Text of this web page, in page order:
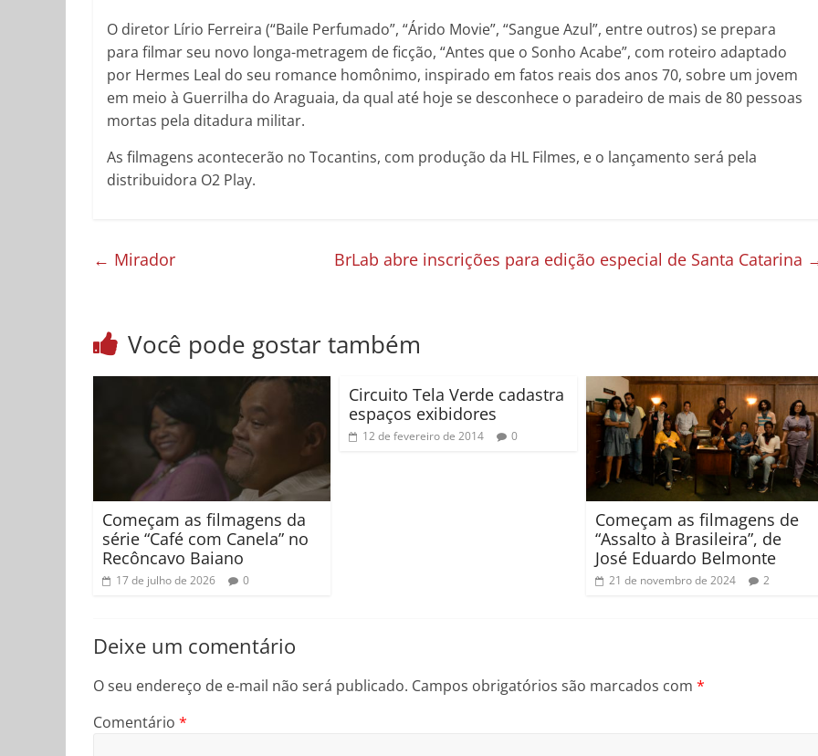
O diretor Lírio Ferreira (“Baile Perfumado”, “Árido Movie”, “Sangue Azul”, entre outros) se prepara
para filmar seu novo longa-metragem de ficção, “Antes que o Sonho Acabe”, com roteiro adaptado
por Hermes Leal do seu romance homônimo, inspirado em fatos reais dos anos 70, sobre um jovem
em meio à Guerrilha do Araguaia, da qual até hoje se desconhece o paradeiro de mais de 80 pessoas
mortas pela ditadura militar.
As filmagens acontecerão no Tocantins, com produção da HL Filmes, e o lançamento será pela
distribuidora O2 Play.
← Mirador BrLab abre inscrições para edição especial de Santa Catarina
Você pode gostar também
Começam as filmagens da
série “Café com Canela” no
Recôncavo Baiano
17 de julho de 2026 0
Circuito Tela Verde cadastra
espaços exibidores
12 de fevereiro de 2014 0
Começam as filmagens de
“Assalto à Brasileira”, de
José Eduardo Belmonte
21 de novembro de 2024 2
Deixe um comentário
O seu endereço de e-mail não será publicado. Campos obrigatórios são marcados com *
Comentário *